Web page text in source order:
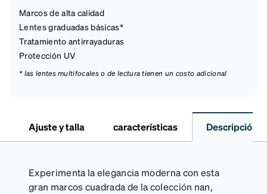
Marcos de alta calidad
Lentes graduadas básicas*
Tratamiento antirrayaduras
Protección UV
* las lentes multifocales o de lectura tienen un costo adicional
Ajuste y talla características Descripción
Experimenta la elegancia moderna con esta
gran marcos cuadrada de la colección nan,